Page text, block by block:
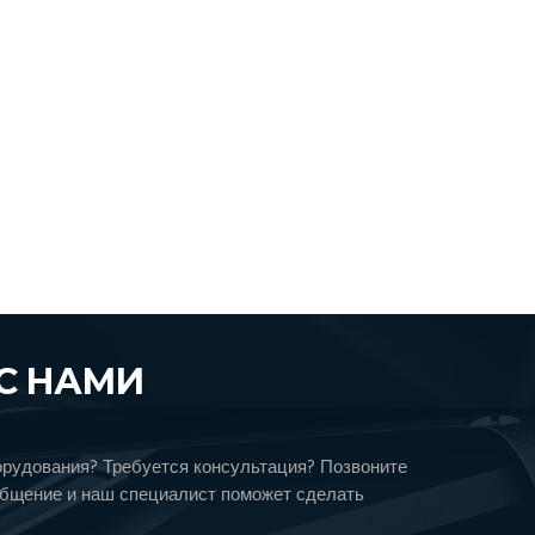
НАМИ
Требуется консультация? Позвоните
и наш специалист поможет сделать